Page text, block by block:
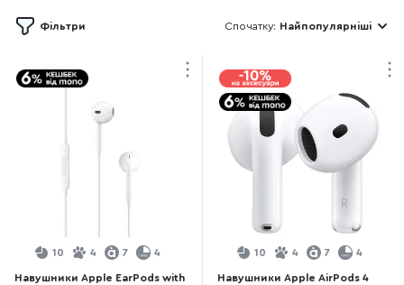
Фільтри Спочатку: Найпопулярніші
10 4 7 4
Навушники Apple EarPods with
10 4 7 4
Навушники Apple AirPods 4